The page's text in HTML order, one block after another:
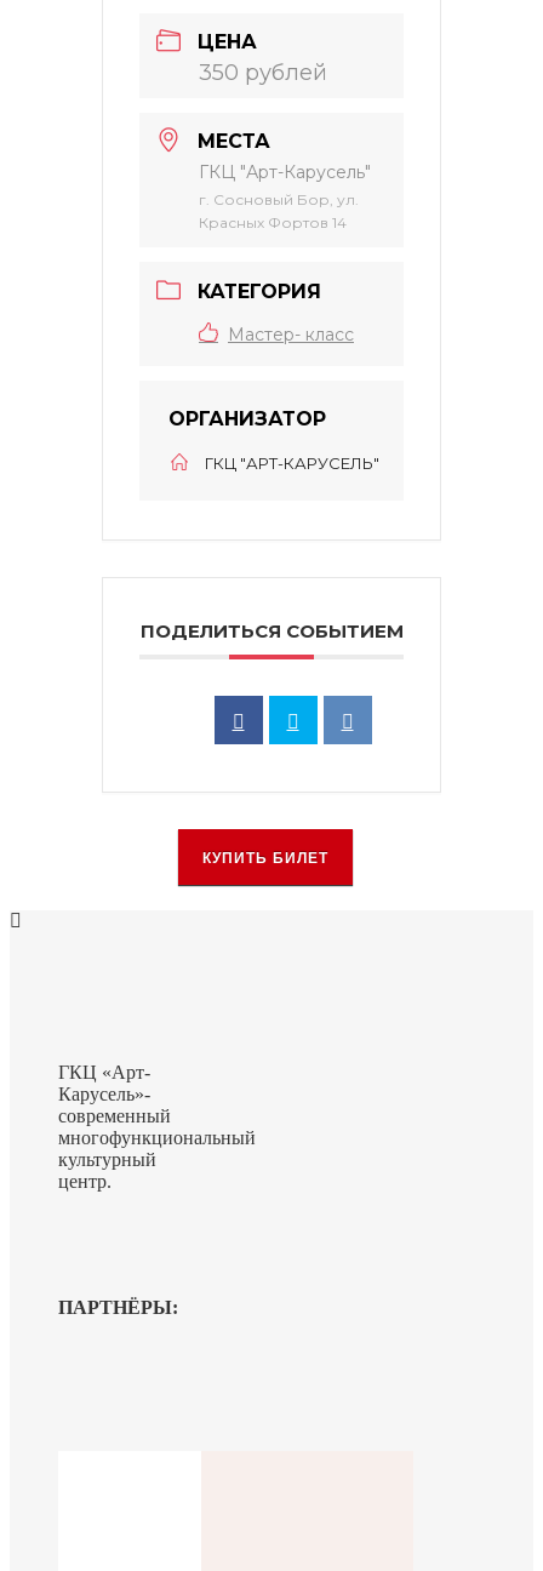
ЦЕНА
350 рублей
МЕСТА
ГКЦ "Арт-Карусель"
г. Сосновый Бор, ул.
Красных Фортов 14
КАТЕГОРИЯ
Мастер- класс
ОРГАНИЗАТОР
ГКЦ "АРТ-КАРУСЕЛЬ"
ПОДЕЛИТЬСЯ СОБЫТИЕМ
КУПИТЬ БИЛЕТ
ГКЦ «Арт-
Карусель»-
современный
многофункциональный
культурный
центр.
ПАРТНЁРЫ: